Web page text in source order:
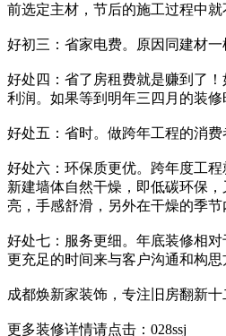
前选定主材，节后的施工过程中就
好初三：省家电费。原因同建材
好处四：省了房租费就是赚到了
利润。如果等到明年三四月的装
好处五：省时。做跨年工程的消
好处六：环保质更优。跨年度工
新建墙体自然干燥，即低碳环保
亮，手感舒滑，另外在干燥的季
好处七：服务更细。年底装修相
更充足的时间来与客户沟通和构
成都焕新家装饰，专注旧房翻新十
更多装修详情请点击：028ssj